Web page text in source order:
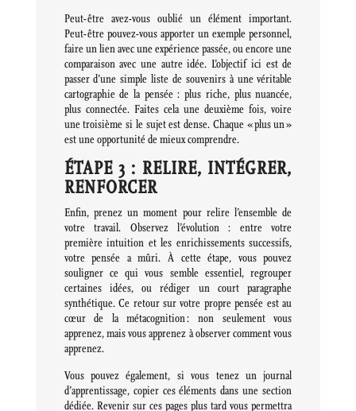
Peut-être avez-vous oublié un élément important.
Peut-être pouvez-vous apporter un exemple personnel,
faire un lien avec une expérience passée, ou encore une
comparaison avec une autre idée. L’objectif ici est de
passer d’une simple liste de souvenirs à une véritable
cartographie de la pensée : plus riche, plus nuancée,
plus connectée. Faites cela une deuxième fois, voire
une troisième si le sujet est dense. Chaque « plus un »
est une opportunité de mieux comprendre.
ÉTAPE 3 : RELIRE, INTÉGRER,
RENFORCER
Enfin, prenez un moment pour relire l’ensemble de
votre travail. Observez l’évolution : entre votre
première intuition et les enrichissements successifs,
votre pensée a mûri. À cette étape, vous pouvez
souligner ce qui vous semble essentiel, regrouper
certaines idées, ou rédiger un court paragraphe
synthétique. Ce retour sur votre propre pensée est au
cœur de la métacognition : non seulement vous
apprenez, mais vous apprenez à observer comment vous
apprenez.
Vous pouvez également, si vous tenez un journal
d’apprentissage, copier ces éléments dans une section
dédiée. Revenir sur ces pages plus tard vous permettra